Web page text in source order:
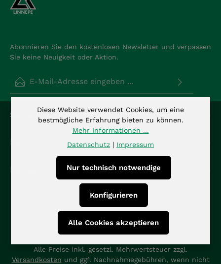
Abonnieren Sie den kostenlosen Newsletter und verpassen
Sie keine Neuigkeit oder Aktion.
Datenschutz
Ich habe die Datenschutzbestimmungen zur
Kenntnis genommen und dieAGB
Die mit einem Stern (*) markierten Felder sind
Pflichtfelder.
Service-Hotline
Alle Preise inkl. gesetzl. Mehrwertsteuer zzgl.
Versandkosten und ggf. Nachnahmegebühren, wenn nicht
Diese Website verwendet Cookies, um eine
bestmögliche Erfahrung bieten zu können.
Mehr Informationen ...
Datenschutz | Impressum
Nur technisch notwendige
Konfigurieren
Alle Cookies akzeptieren